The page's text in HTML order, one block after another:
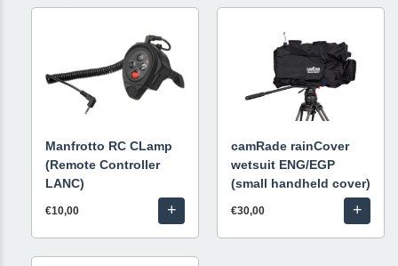
Manfrotto RC CLamp
(Remote Controller
LANC)
€10,00 +
camRade rainCover
wetsuit ENG/EGP
(small handheld cover)
€30,00 +